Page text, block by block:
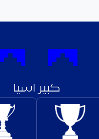
كبير آسيا